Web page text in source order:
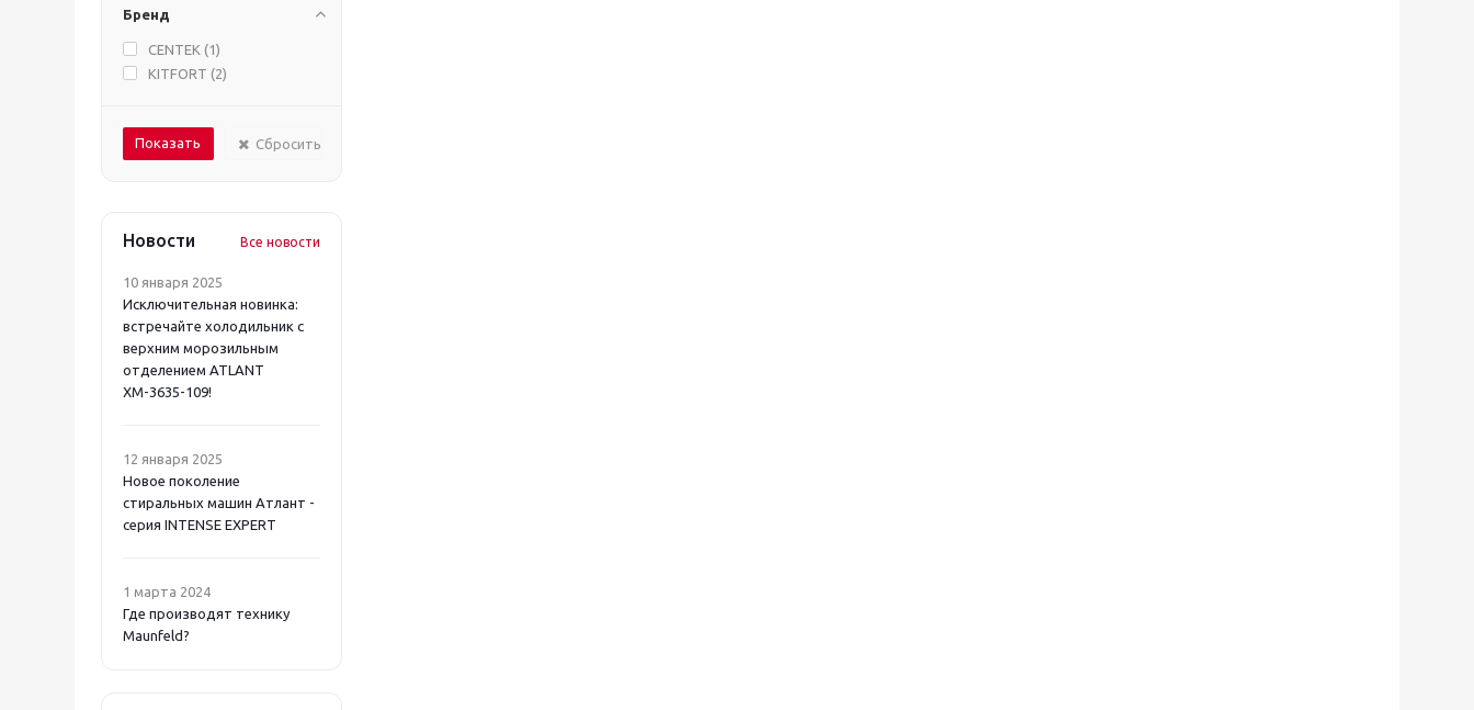
Бренд
CENTEK (1)
KITFORT (2)
Сбросить
Новости Все новости
10 января 2025
Исключительная новинка:
встречайте холодильник с
верхним морозильным
отделением ATLANT
ХМ-3635-109!
12 января 2025
Новое поколение
стиральных машин Атлант -
серия INTENSE EXPERT
1 марта 2024
Где производят технику
Maunfeld?